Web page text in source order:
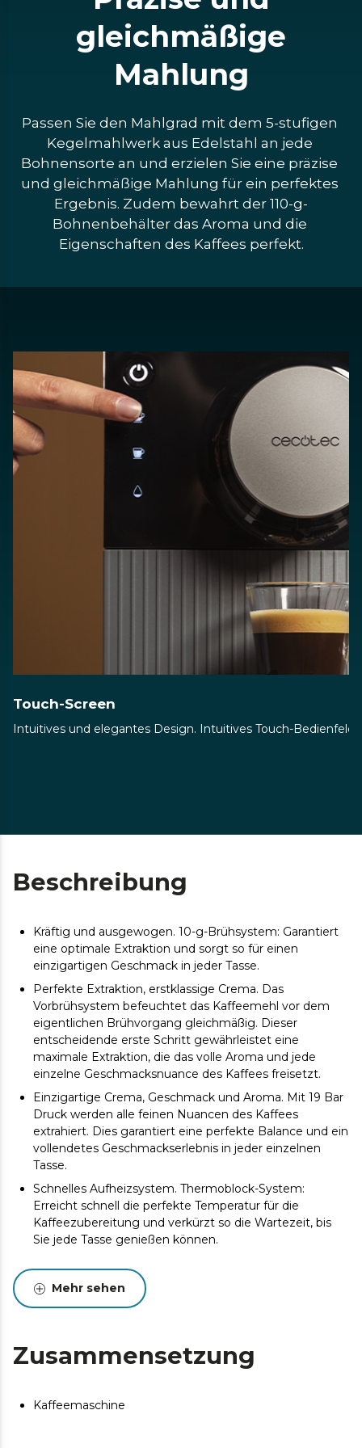
gleichmäßige
Mahlung
Passen Sie den Mahlgrad mit dem 5-stufigen
Kegelmahlwerk aus Edelstahl an jede
Bohnensorte an und erzielen Sie eine präzise
und gleichmäßige Mahlung für ein perfektes
Ergebnis. Zudem bewahrt der 110-g-
Bohnenbehälter das Aroma und die
Eigenschaften des Kaffees perfekt.
Touch-Screen
Intuitives und elegantes Design. Intuitives Touch-
Beschreibung
Kräftig und ausgewogen. 10-g-Brühsystem: Garantiert
eine optimale Extraktion und sorgt so für einen
einzigartigen Geschmack in jeder Tasse.
Perfekte Extraktion, erstklassige Crema. Das
Vorbrühsystem befeuchtet das Kaffeemehl vor dem
eigentlichen Brühvorgang gleichmäßig. Dieser
entscheidende erste Schritt gewährleistet eine
maximale Extraktion, die das volle Aroma und jede
einzelne Geschmacksnuance des Kaffees freisetzt.
Einzigartige Crema, Geschmack und Aroma. Mit 19 Bar
Druck werden alle feinen Nuancen des Kaffees
extrahiert. Dies garantiert eine perfekte Balance und ein
vollendetes Geschmackserlebnis in jeder einzelnen
Tasse.
Schnelles Aufheizsystem. Thermoblock-System:
Erreicht schnell die perfekte Temperatur für die
Kaffeezubereitung und verkürzt so die Wartezeit, bis
Sie jede Tasse genießen können.
eine schnelle Zubereitung aller Kaffeearten.
Bewahrt das volle Aroma jeder einzelnen Bohne. Der
ohne dass ständig nachgefüllt werden muss.
die Anforderungen jeder Bohnensorte anpassen.
Mehr sehen
Zusammensetzung
Kaffeemaschine